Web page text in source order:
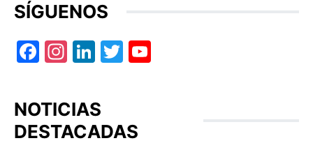
SÍGUENOS
Facebook
Instagram
LinkedIn
Twitter
NOTICIAS
DESTACADAS